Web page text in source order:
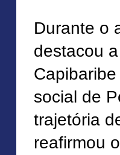
Durante o
destacou
social de
trajetória
reafirmou